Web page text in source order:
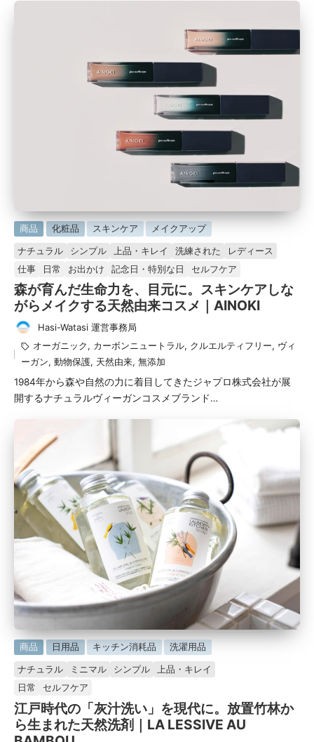
に
載
済
み
商品 化粧品 スキンケア メイクアップ
ナチュラル シンプル 上品・キレイ 洗練された
レディース
仕事
日常 お出かけ 記念日・特別な日 セルフケア
森が育んだ生命力を、目元に。スキンケアしな
がらメイクする天然由来コスメ｜AINOKI
投
稿
Hasi-Watasi 運営事務局
タ
グ：
オーガニック, カーボンニュートラル, クルエルティフリー, ヴィ
ーガン, 動物保護, 天然由来, 無添加
1984年から森や自然の力に着目してきたジャプロ株式会社が展
開するナチュラルヴィーガンコスメブランド…
に
載
済
み
商品 日用品 キッチン消耗品 洗濯用品
ナチュラル ミニマル シンプル
上品・キレイ
日常
セルフケア
江戸時代の「灰汁洗い」を現代に。放置竹林か
ら生まれた天然洗剤｜LA LESSIVE AU